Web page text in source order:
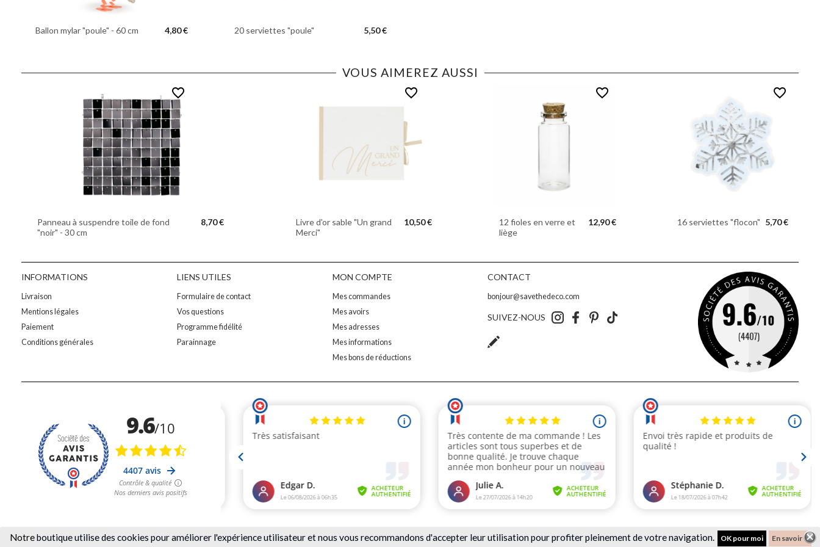
Notreboutique utilise des cookies pour améliorer l'expérience utilisateur et nous vous recommandons d'accepter leur utilisation pour profiter pleinement de votre navigation. OK pour moi En savoir +
Ballon mylar "poule" - 60 cm 4,80 € 20 serviettes "poule" 5,50 €
VOUS AIMEREZ AUSSI
favorite_border
Panneau à suspendre toile de fond
"noir" - 30 cm
8,70 €
favorite_border
Livre d'or sable "Un grand
Merci"
10,50 €
favorite_border
12 fioles en verre et
liège
12,90 €
favorite_border
16 serviettes "flocon" 5,70 €
INFORMATIONS
Livraison
Mentions légales
Paiement
Conditions générales
LIENS UTILES
Formulaire de contact
Vos questions
Programme fidélité
Parainnage
MON COMPTE
Mes commandes
Mes avoirs
Mes adresses
Mes informations
Mes bons de réductions
CONTACT
bonjour@savethedeco.com
SUIVEZ-NOUS